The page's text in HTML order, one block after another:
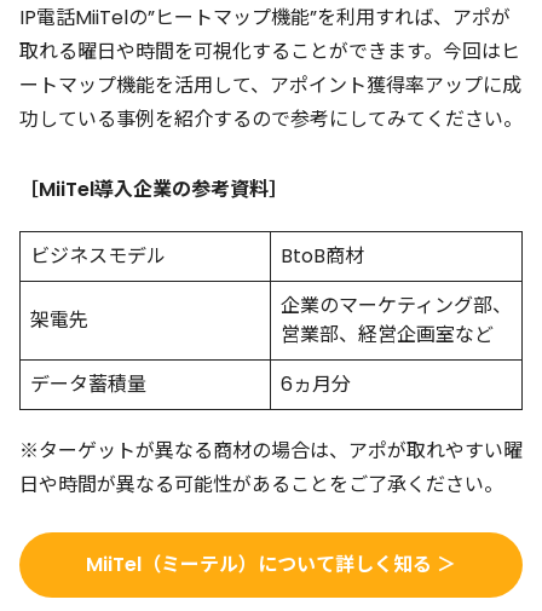
IP電話MiiTelの”ヒートマップ機能”を利用すれば、アポが
取れる曜日や時間を可視化することができます。今回はヒ
ートマップ機能を活用して、アポイント獲得率アップに成
功している事例を紹介するので参考にしてみてください。
［MiiTel導入企業の参考資料］
ビジネスモデル BtoB商材
架電先
企業のマーケティング部、
営業部、経営企画室など
データ蓄積量
6ヵ月分
※ターゲットが異なる商材の場合は、アポが取れやすい曜
日や時間が異なる可能性があることをご了承ください。
MiiTel（ミーテル）について詳しく知る ＞